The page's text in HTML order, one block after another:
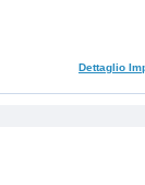
Dettaglio